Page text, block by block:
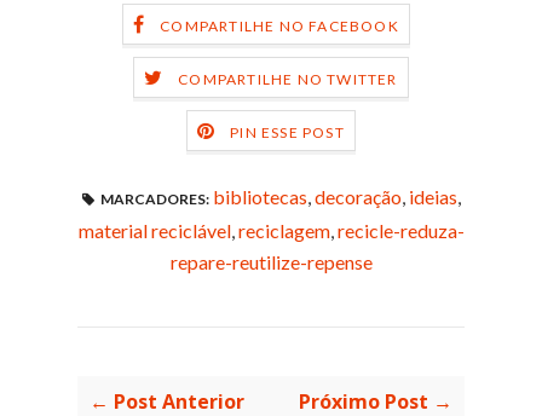
COMPARTILHE NO FACEBOOK
COMPARTILHE NO TWITTER
PIN ESSE POST
MARCADORES: bibliotecas decoração, ideias
material reciclável, reciclagem, recicle-reduza-
repare-reutilize-repense
← Post Anterior Próximo Post →